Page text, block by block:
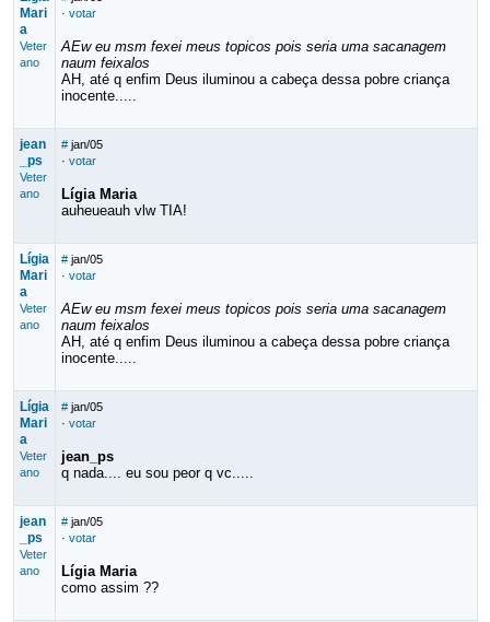
Mari
a
Veter
ano
· votar
AEw eu msm fexei meus topicos pois seria uma sacanagem
naum feixalos
AH, até q enfim Deus iluminou a cabeça dessa pobre criança
inocente.....
jean
_ps
Veter
ano
# jan/05
· votar
Lígia Maria
auheueauh vlw TIA!
Lígia
Mari
a
Veter
ano
# jan/05
· votar
AEw eu msm fexei meus topicos pois seria uma sacanagem
naum feixalos
AH, até q enfim Deus iluminou a cabeça dessa pobre criança
inocente.....
Lígia
Mari
a
Veter
ano
# jan/05
· votar
jean_ps
q nada.... eu sou peor q vc.....
jean
_ps
Veter
ano
# jan/05
· votar
Lígia Maria
como assim ??